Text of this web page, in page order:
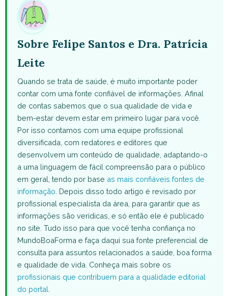
Sobre Felipe Santos e Dra. Patrícia
Leite
Quando se trata de saúde, é muito importante poder
contar com uma fonte confiável de informações. Afinal
de contas sabemos que o sua qualidade de vida e
bem-estar devem estar em primeiro lugar para você.
Por isso contamos com uma equipe profissional
diversificada, com redatores e editores que
desenvolvem um conteúdo de qualidade, adaptando-o
a uma linguagem de fácil compreensão para o público
em geral, tendo por base as mais confiáveis fontes de
informação . Depois disso todo artigo é revisado por
profissional especialista da área, para garantir que as
informações são verídicas, e só então ele é publicado
no site. Tudo isso para que você tenha confiança no
MundoBoaForma e faça daqui sua fonte preferencial de
consulta para assuntos relacionados a saúde, boa forma
e qualidade de vida. Conheça mais sobre os
profissionais que contribuem para a qualidade editorial
do portal